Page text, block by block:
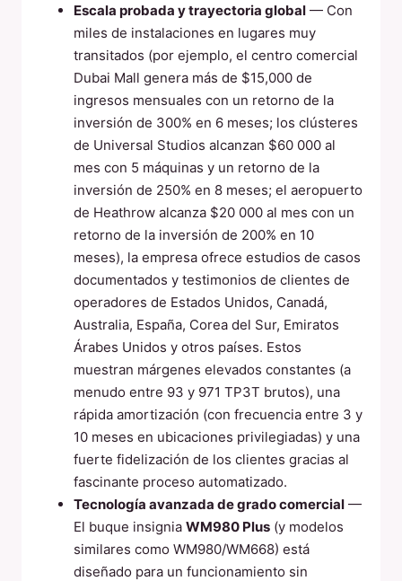
Escala probada y trayectoria global — Con
miles de instalaciones en lugares muy
transitados (por ejemplo, el centro comercial
Dubai Mall genera más de $15,000 de
ingresos mensuales con un retorno de la
inversión de 300% en 6 meses; los clústeres
de Universal Studios alcanzan $60 000 al
mes con 5 máquinas y un retorno de la
inversión de 250% en 8 meses; el aeropuerto
de Heathrow alcanza $20 000 al mes con un
retorno de la inversión de 200% en 10
meses), la empresa ofrece estudios de casos
documentados y testimonios de clientes de
operadores de Estados Unidos, Canadá,
Australia, España, Corea del Sur, Emiratos
Árabes Unidos y otros países. Estos
muestran márgenes elevados constantes (a
menudo entre 93 y 971 TP3T brutos), una
rápida amortización (con frecuencia entre 3 y
10 meses en ubicaciones privilegiadas) y una
fuerte fidelización de los clientes gracias al
fascinante proceso automatizado.
Tecnología avanzada de grado comercial —
El buque insignia WM980 Plus (y modelos
similares como WM980/WM668) está
diseñado para un funcionamiento sin